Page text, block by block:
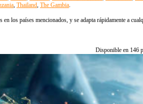
, Thailand, The Gambia.
los países mencionados, y se adapta rápidamente a
Disponible en 146